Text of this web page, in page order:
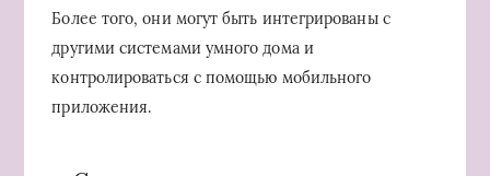
Более того, они могут быть интегрированы с
другими системами умного дома и
контролироваться с помощью мобильного
приложения.